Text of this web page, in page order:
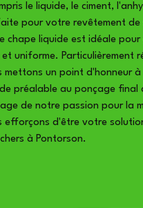
le liquide, le ciment,
pour votre revêtement de
chape liquide est idéale
et uniforme. Particulièrement
mettons un point d'honneur
préalable au ponçage
de notre passion pour la
efforçons d'être votre
à Pontorson.